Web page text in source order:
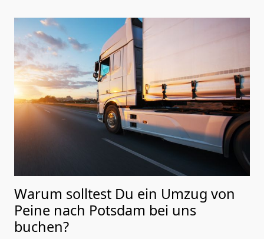
Warum solltest Du ein Umzug von
Peine nach Potsdam bei uns
buchen?